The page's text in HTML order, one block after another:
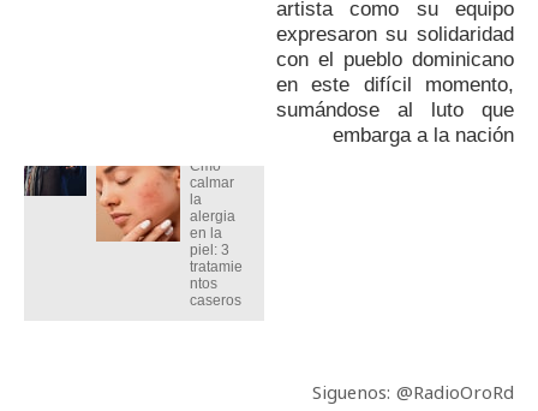
Cmo
calmar
la
alergia
en la
piel: 3
tratamie
ntos
caseros
artista como su equipo
expresaron su solidaridad
con el pueblo dominicano
en este difícil momento,
sumándose al luto que
embarga a la nación
Siguenos: @RadioOroRd